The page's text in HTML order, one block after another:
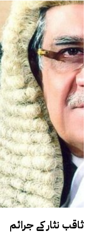
ثاقب نثار کے جرائم